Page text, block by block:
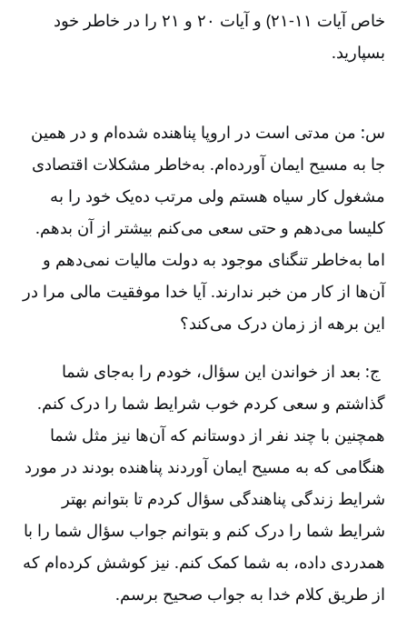
خاص آیات ۱۱-۲۱) و آیات ۲۰ و ۲۱ را در خاطر خود
بسپارید.
س: من مدتی است در اروپا پناهنده شده‌ام و در همین
جا به مسیح ایمان آورده‌ام. به‌خاطر مشکلات اقتصادی
مشغول کار سیاه هستم ولی مرتب ده‌یک خود را به
کلیسا می‌دهم و حتی سعی می‌کنم بیشتر از آن بدهم.
اما به‌خاطر تنگنای موجود به دولت مالیات نمی‌دهم و
آن‌ها از کار من خبر ندارند. آیا خدا موفقیت مالی مرا در
این برهه از زمان درک می‌کند؟
ج: بعد از خواندن این سؤال، خودم را به‌جای شما
گذاشتم و سعی کردم خوب شرایط شما را درک کنم.
همچنین با چند نفر از دوستانم که آن‌ها نیز مثل شما
هنگامی که به مسیح ایمان آوردند پناهنده بودند در مورد
شرایط زندگی پناهندگی سؤال کردم تا بتوانم بهتر
شرایط شما را درک کنم و بتوانم جواب سؤال شما را با
همدردی داده، به شما کمک کنم. نیز کوشش کرده‌ام که
از طریق کلام خدا به جواب صحیح برسم.